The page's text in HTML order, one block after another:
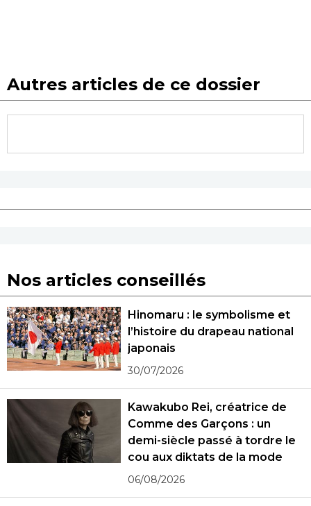
Autres articles de ce dossier
Nos articles conseillés
Hinomaru : le symbolisme et
l’histoire du drapeau national
japonais
30/07/2026
Kawakubo Rei, créatrice de
Comme des Garçons : un
demi-siècle passé à tordre le
cou aux diktats de la mode
06/08/2026